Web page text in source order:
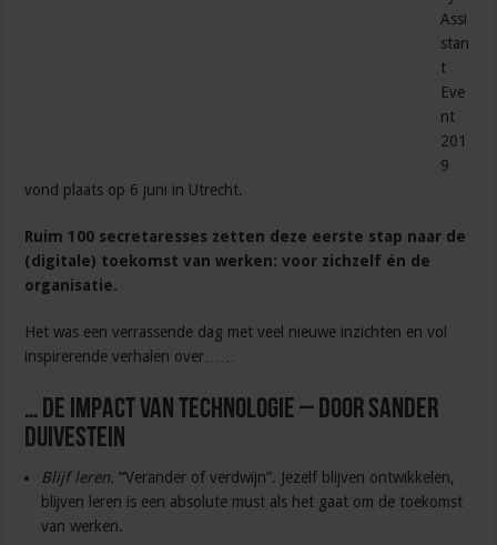
Assi
stan
t
Eve
nt
201
9
vond plaats op 6 juni in Utrecht.
Ruim 100 secretaresses zetten deze eerste stap naar de
(digitale) toekomst van werken: voor zichzelf én de
organisatie.
Het was een verrassende dag met veel nieuwe inzichten en vol
inspirerende verhalen over……
… de impact van technologie – door Sander
Duivestein
Blijf leren. “Verander of verdwijn”. Jezelf blijven ontwikkelen,
blijven leren is een absolute must als het gaat om de toekomst
van werken.